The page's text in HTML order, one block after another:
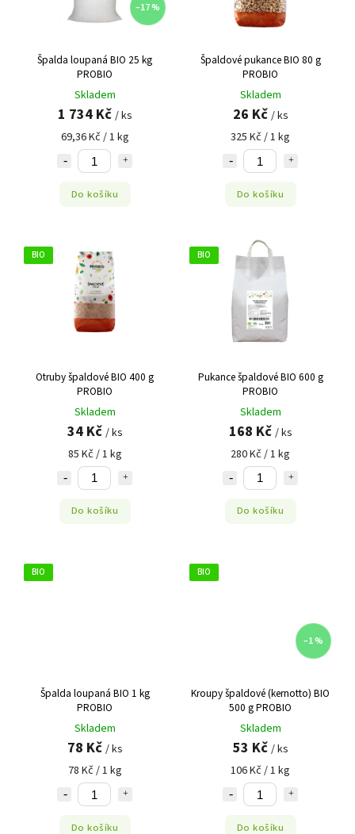
–17 %
Špalda loupaná BIO 25 kg
PROBIO
Skladem
1 734 Kč / ks
69,36 Kč / 1 kg
Do košíku
Špaldové pukance BIO 80 g
PROBIO
Skladem
26 Kč / ks
325 Kč / 1 kg
Do košíku
BIO
Otruby špaldové BIO 400 g
PROBIO
Skladem
34 Kč / ks
85 Kč / 1 kg
Do košíku
BIO
Pukance špaldové BIO 600 g
PROBIO
Skladem
168 Kč / ks
280 Kč / 1 kg
Do košíku
BIO
Špalda loupaná BIO 1 kg
PROBIO
Skladem
78 Kč / ks
78 Kč / 1 kg
Do košíku
BIO
–1 %
Kroupy špaldové (kernotto) BIO
500 g PROBIO
Skladem
53 Kč / ks
106 Kč / 1 kg
Do košíku